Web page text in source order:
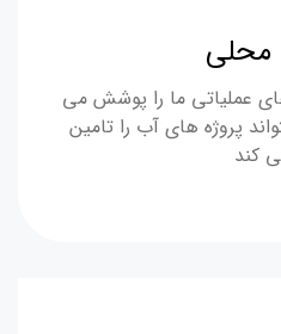
محلی
عملیاتی ما را پوشش می
شما بتواند پروژه های آب را تامین
کند